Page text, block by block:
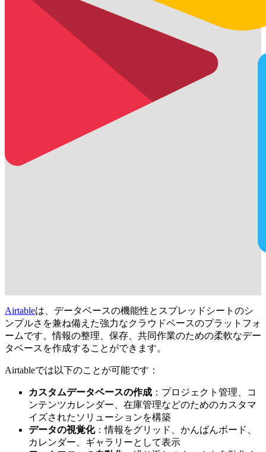
Airtableは、データベースの機能性とスプレッドシートのシ
ンプルさを兼ね備えた強力なクラウドベースのプラットフォ
ームです。情報の整理、保存、共同作業のための柔軟なデー
タベースを作成することができます。
Airtableでは以下のことが可能です：
カスタムデータベースの作成 ：プロジェクト管理、コ
ンテンツカレンダー、在庫管理などのためのカスタマ
イズされたソリューションを構築
データの視覚化：情報をグリッド、かんばんボード、
カレンダー、ギャラリーとして表示